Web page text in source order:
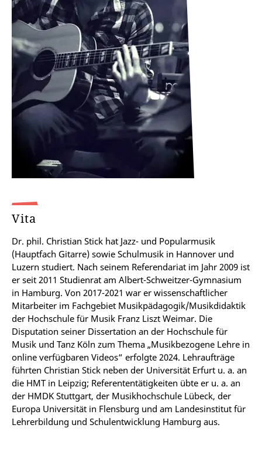
Vita
Dr. phil. Christian Stick hat Jazz- und Popularmusik
(Hauptfach Gitarre) sowie Schulmusik in Hannover und
Luzern studiert. Nach seinem Referendariat im Jahr 2009 ist
er seit 2011 Studienrat am Albert-Schweitzer-Gymnasium
in Hamburg. Von 2017-2021 war er wissenschaftlicher
Mitarbeiter im Fachgebiet Musikpädagogik/Musikdidaktik
der Hochschule für Musik Franz Liszt Weimar. Die
Disputation seiner Dissertation an der Hochschule für
Musik und Tanz Köln zum Thema „Musikbezogene Lehre in
online verfügbaren Videos“ erfolgte 2024. Lehraufträge
führten Christian Stick neben der Universität Erfurt u. a. an
die HMT in Leipzig; Referententätigkeiten übte er u. a. an
der HMDK Stuttgart, der Musikhochschule Lübeck, der
Europa Universität in Flensburg und am Landesinstitut für
Lehrerbildung und Schulentwicklung Hamburg aus.